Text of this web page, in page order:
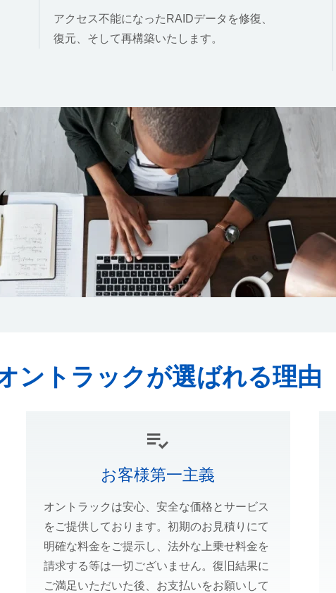
アクセス不能になったRAIDデータを修復、
復元、そして再構築いたします。
ントラックが選ばれる理由
お客様第一主義
オントラックは安心、安全な価格とサービス
をご提供しております。初期のお見積りにて
明確な料金をご提示し、法外な上乗せ料金を
請求する等は一切ございません。復旧結果に
ご満足いただいた後、お支払いをお願いして